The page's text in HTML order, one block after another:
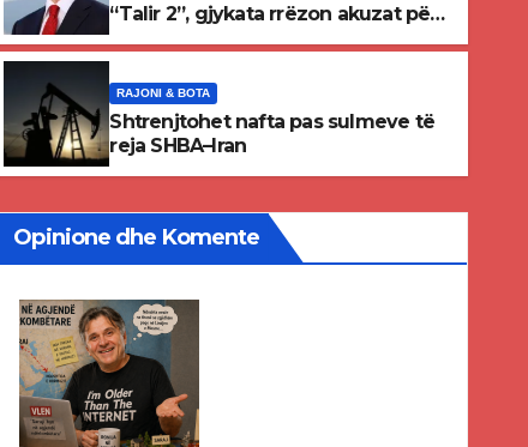
RAJONI & BOTA
Shtrenjtohet nafta
Iran
“Talir 2”, gjykata rrëzon akuzat për
RAJONI & BOTA
Shtrenjtohet nafta pas sulmeve të
reja SHBA–Iran
Opinione dhe Komente